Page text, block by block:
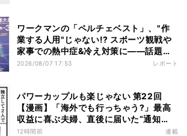
ワークマンの「ペルチェベスト」、"作
業する人用"じゃない!? スポーツ観戦や
家事での熱中症&冷え対策に――話題の
商品を徹底検証
2026/08/07 17:53 レポート
パワーカップルも楽じゃない 第22回
【漫画】「海外でも行っちゃう?」最高
収益に喜ぶ夫婦、直後に届いた“通知
書”で現実に戻された
12時間前 連載